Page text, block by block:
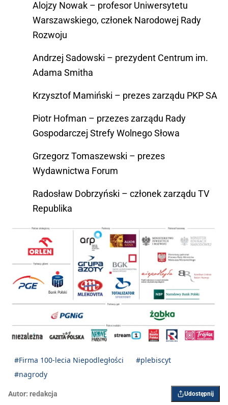
Alojzy Nowak – profesor Uniwersytetu
Warszawskiego, członek Narodowej Rady
Rozwoju
Andrzej Sadowski – prezydent Centrum im.
Adama Smitha
Krzysztof Mamiński – prezes zarządu PKP SA
Piotr Hofman – przezes zarządu Rady
Gospodarczej Strefy Wolnego Słowa
Grzegorz Tomaszewski – prezes
Wydawnictwa Forum
Radosław Dobrzyński – członek zarządu TV
Republika
#Firma 100-lecia Niepodległości
#plebiscyt
#nagrody
Autor: redakcja Udostępnij